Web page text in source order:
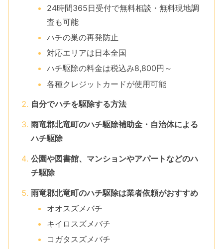
24時間365日受付で無料相談・無料現地調
査も可能
ハチの巣の再発防止
対応エリアは日本全国
ハチ駆除の料金は税込み8,800円～
各種クレジットカードが使用可能
自分でハチを駆除する方法
雨竜郡北竜町のハチ駆除補助金・自治体による
ハチ駆除
公園や図書館、マンションやアパートなどのハ
チ駆除
雨竜郡北竜町のハチ駆除は業者依頼がおすすめ
オオスズメバチ
キイロスズメバチ
コガタスズメバチ